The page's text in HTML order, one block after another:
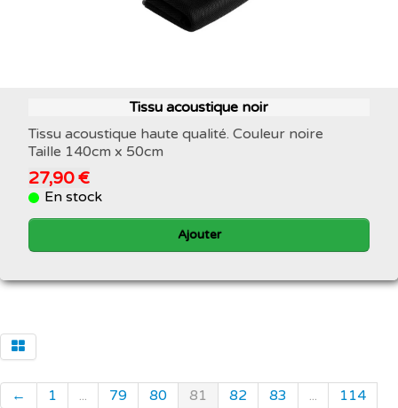
Tissu acoustique noir
Tissu acoustique haute qualité. Couleur noire
Taille 140cm x 50cm
27,90 €
En stock
Ajouter
← 1 ... 79 80 81 82 83 ...
114